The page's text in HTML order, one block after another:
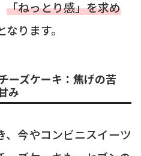
「ねっとり感」を求め
なります。
ーズケーキ：焦げの苦
み
、今やコンビニスイーツ